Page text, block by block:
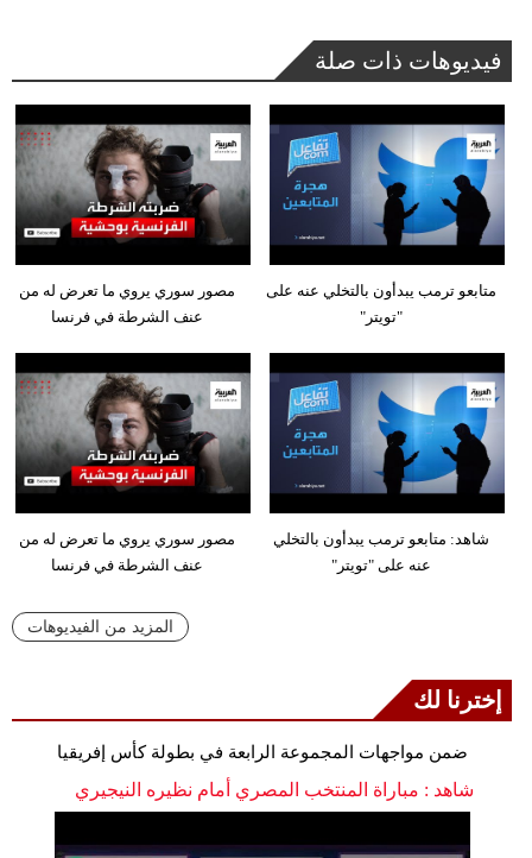
فيديوهات ذات صلة
مصور سوري يروي ما تعرض له من
عنف الشرطة في فرنسا
متابعو ترمب يبدأون بالتخلي عنه على
"تويتر"
مصور سوري يروي ما تعرض له من
عنف الشرطة في فرنسا
شاهد: متابعو ترمب يبدأون بالتخلي
عنه على "تويتر"
المزيد من الفيديوهات
إخترنا لك
ضمن مواجهات المجموعة الرابعة في بطولة كأس إفريقيا
شاهد : مباراة المنتخب المصري أمام نظيره النيجيري